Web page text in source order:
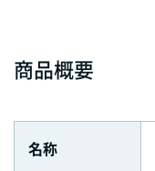
商品概要
名称